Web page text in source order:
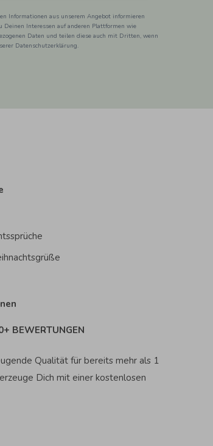
Informationen aus unserem Angebot informieren
Interessen auf anderen Plattformen wie
Daten und teilen diese auch mit Dritten, wenn
Datenschutzerklärung.
BEWERTUNGEN
Qualität für bereits mehr als 1
Dich mit einer kostenlosen